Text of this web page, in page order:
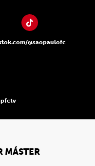
@saopaulofc
MÁSTER